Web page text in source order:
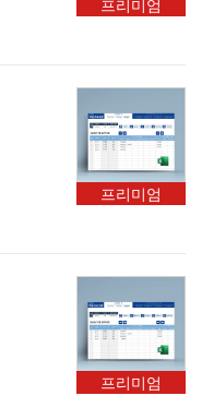
프리미엄
프리미엄
프리미엄